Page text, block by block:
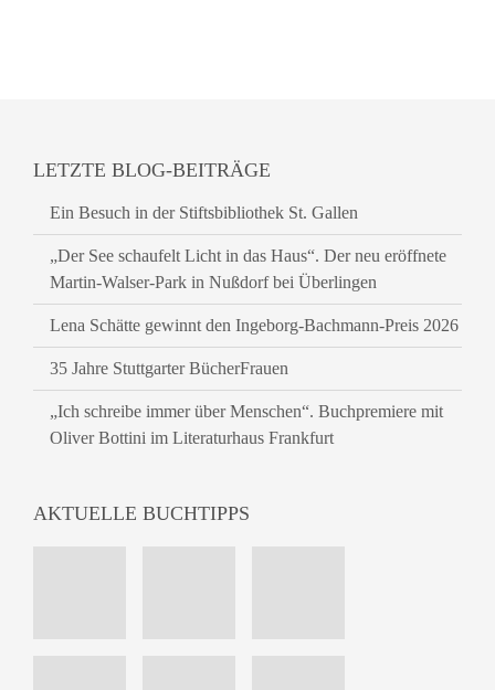
LETZTE BLOG-BEITRÄGE
Ein Besuch in der Stiftsbibliothek St. Gallen
„Der See schaufelt Licht in das Haus“. Der neu eröffnete
Martin-Walser-Park in Nußdorf bei Überlingen
Lena Schätte gewinnt den Ingeborg-Bachmann-Preis 2026
35 Jahre Stuttgarter BücherFrauen
„Ich schreibe immer über Menschen“. Buchpremiere mit
Oliver Bottini im Literaturhaus Frankfurt
AKTUELLE BUCHTIPPS